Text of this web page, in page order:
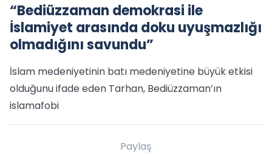
“Bediüzzaman demokrasi ile
İslamiyet arasında doku uyuşmazlığı
olmadığını savundu”
İslam medeniyetinin batı medeniyetine büyük etkisi
olduğunu ifade eden Tarhan, Bediüzzaman’ın
islamafobi
Paylaş